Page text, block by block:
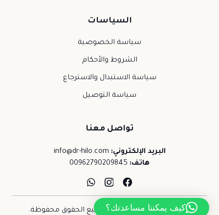
السياسات
سياسة الخصوصية
الشروط والأحكام
سياسة الاستبدال والاسترجاع
سياسة التوصيل
تواصل معنا
البريد الإلكتروني: info@dr-hilo.com
هاتف: 00962790209845
حقوق النشر © 2026 د.حلو. جميع الحقوق محفوظة.
كيف يمكننا مساعدتك؟